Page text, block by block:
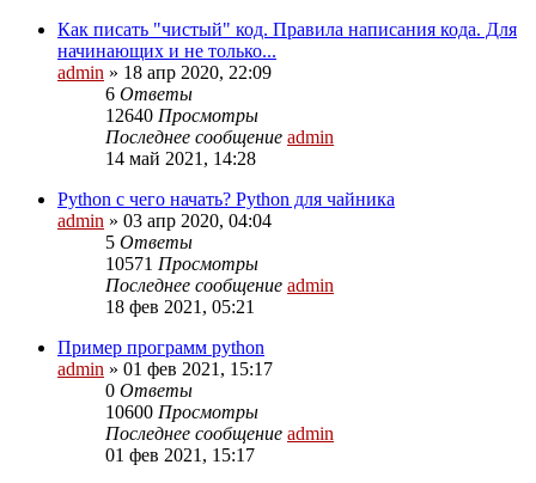
Как писать "чистый" код. Правила написания кода. Для
начинающих и не только...
admin » 18 апр 2020, 22:09
6 Ответы
12640 Просмотры
Последнее сообщение admin
14 май 2021, 14:28
Python с чего начать? Python для чайника
admin » 03 апр 2020, 04:04
5 Ответы
10571 Просмотры
Последнее сообщение admin
18 фев 2021, 05:21
Пример программ python
admin » 01 фев 2021, 15:17
0 Ответы
10600 Просмотры
Последнее сообщение admin
01 фев 2021, 15:17